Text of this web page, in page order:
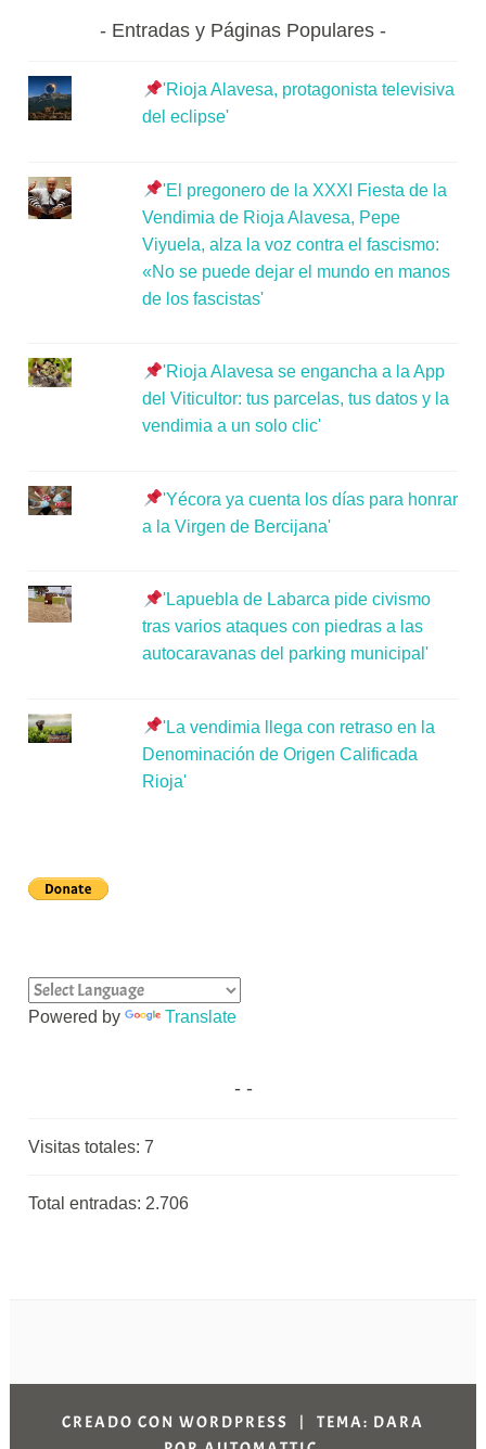
Entradas y Páginas Populares
'Rioja Alavesa, protagonista televisiva
del eclipse'
'El pregonero de la XXXI Fiesta de la
Vendimia de Rioja Alavesa, Pepe
Viyuela, alza la voz contra el fascismo:
«No se puede dejar el mundo en manos
de los fascistas'
'Rioja Alavesa se engancha a la App
del Viticultor: tus parcelas, tus datos y la
vendimia a un solo clic'
'Yécora ya cuenta los días para honrar
a la Virgen de Bercijana'
'Lapuebla de Labarca pide civismo
tras varios ataques con piedras a las
autocaravanas del parking municipal'
'La vendimia llega con retraso en la
Denominación de Origen Calificada
Rioja'
Powered by Translate
Visitas totales:7
Total entradas: 2.706
CREADO CON WORDPRESS
TEMA: DARA